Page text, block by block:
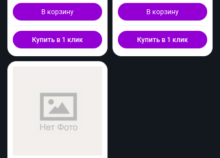
В корзину
Купить в 1 клик
В корзину
Купить в 1 клик